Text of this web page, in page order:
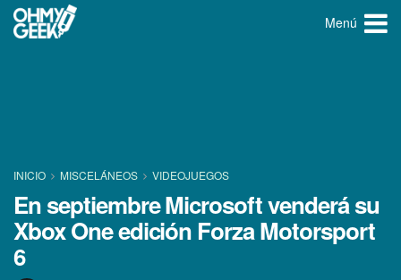
Menú
INICIO MISCELÁNEOS VIDEOJUEGOS
En septiembre Microsoft venderá su
Xbox One edición Forza Motorsport
6